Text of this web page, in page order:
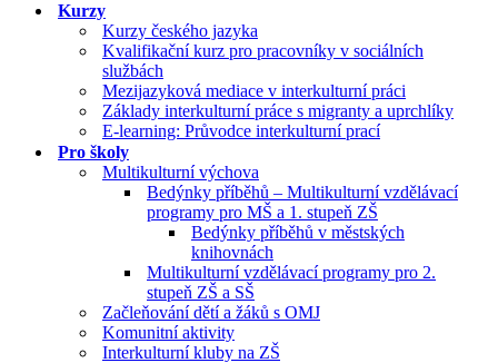
Kurzy
Kurzy českého jazyka
Kvalifikační kurz pro pracovníky v sociálních
službách
Mezijazyková mediace v interkulturní práci
Základy interkulturní práce s migranty a uprchlíky
E-learning: Průvodce interkulturní prací
Pro školy
Multikulturní výchova
Bedýnky příběhů – Multikulturní vzdělávací
programy pro MŠ a 1. stupeň ZŠ
Bedýnky příběhů v městských
knihovnách
Multikulturní vzdělávací programy pro 2.
stupeň ZŠ a SŠ
Začleňování dětí a žáků s OMJ
Komunitní aktivity
Interkulturní kluby na ZŠ